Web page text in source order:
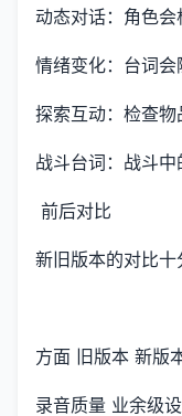
动态对话：角色
情绪变化：台词
探索互动：检查
战斗台词：战斗
前后对比
新旧版本的对比十
方面 旧版本 新版
录音质量 业余级